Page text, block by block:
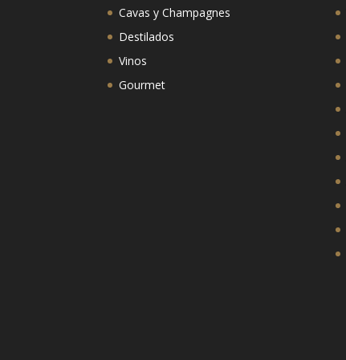
Cavas y Champagnes
Destilados
Vinos
Gourmet